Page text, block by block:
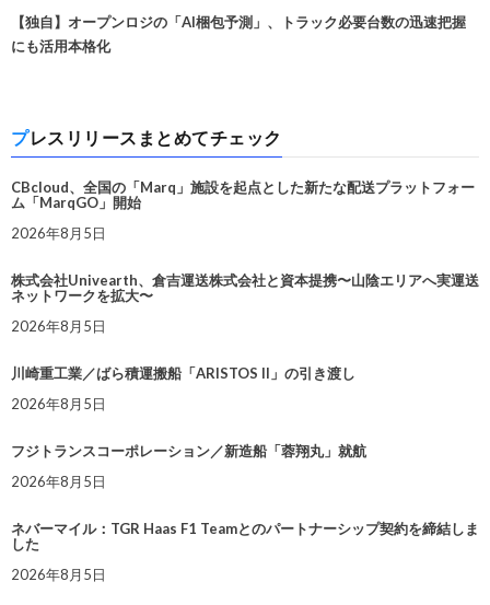
【独自】オープンロジの「AI梱包予測」、トラック必要台数の迅速把握
にも活用本格化
プレスリリースまとめてチェック
CBcloud、全国の「Marq」施設を起点とした新たな配送プラットフォー
ム「MarqGO」開始
2026年8月5日
株式会社Univearth、倉吉運送株式会社と資本提携〜山陰エリアへ実運送
ネットワークを拡大〜
2026年8月5日
川崎重工業／ばら積運搬船「ARISTOS II」の引き渡し
2026年8月5日
フジトランスコーポレーション／新造船「蓉翔丸」就航
2026年8月5日
ネバーマイル：TGR Haas F1 Teamとのパートナーシップ契約を締結しま
した
2026年8月5日